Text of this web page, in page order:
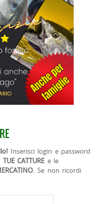
Inserisci login e password
TUE CATTURE e le
. Se non ricordi